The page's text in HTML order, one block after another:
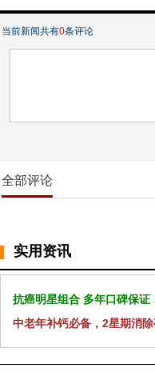
当前新闻共有0条评论
全部评论
实用资讯
抗癌明星组合 多年口碑保
中老年补钙必备，2星期消